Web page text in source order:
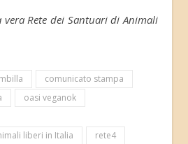
Rete dei Santuari di Animali
comunicato stampa
oasi veganok
liberi in Italia
rete4